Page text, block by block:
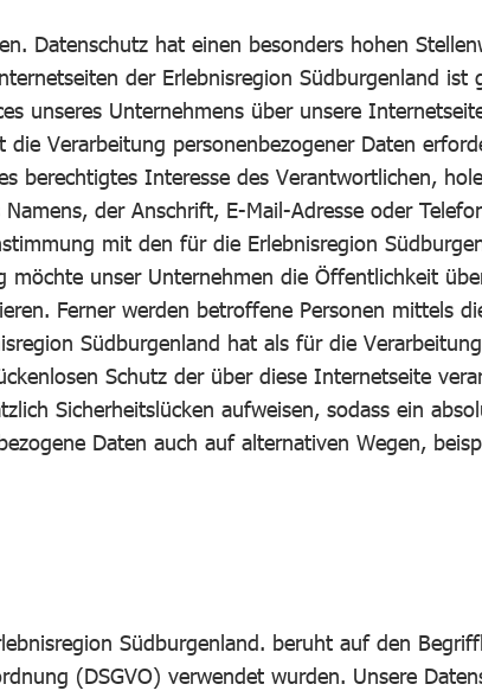
Datenschutz hat einen besonders hohen
der Erlebnisregion Südburgenland
unseres Unternehmens über unsere
Verarbeitung personenbezogener Daten
berechtigtes Interesse des Verantwortlichen,
der Anschrift, E-Mail-Adresse oder
mit den für die Erlebnisregion
möchte unser Unternehmen die Öffentlichkeit
Ferner werden betroffene Personen mittels
Südburgenland hat als für die
Schutz der über diese Internetseite
Sicherheitslücken aufweisen, sodass ein
Daten auch auf alternativen Wegen,
Südburgenland. beruht auf den
(DSGVO) verwendet wurden. Unsere